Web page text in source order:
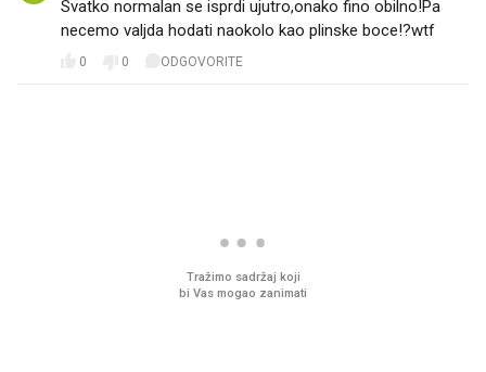
Svatko normalan se isprdi ujutro,onako fino obilno!Pa
necemo valjda hodati naokolo kao plinske boce!?wtf🥴
0 0 ODGOVORITE